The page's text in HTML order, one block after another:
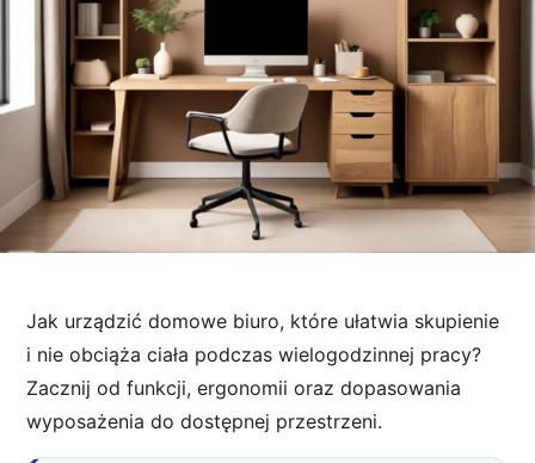
Jak urządzić domowe biuro, które ułatwia skupienie
i nie obciąża ciała podczas wielogodzinnej pracy?
Zacznij od funkcji, ergonomii oraz dopasowania
wyposażenia do dostępnej przestrzeni.